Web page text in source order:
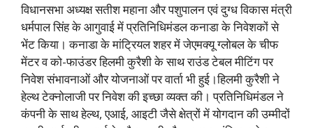
विधानसभा अध्यक्ष सतीश महाना और पशुपालन एवं दुग्ध विकास मंत्री
धर्मपाल सिंह के आगुवाई में प्रतिनिधिमंडलकनाडा के निवेशकों से
भेंट किया।कनाडा के मांट्रियल शहर में जेएमक्यू ग्लोबल के चीफ
मेंटर व को-फाउंडर हिलमी कुरैशी के साथ राउंड टेबल मीटिंग पर
निवेश संभावनाओं और योजनाओं पर वार्ता भी हुई।हिलमी कुरैशी ने
हेल्थ टेक्नोलाजी पर निवेश की इच्छा व्यक्त की। प्रतिनिधिमंडल ने
कंपनी के साथ हेल्थ, एआई, आइटी जैसे क्षेत्रों में योगदान की उम्मीदों